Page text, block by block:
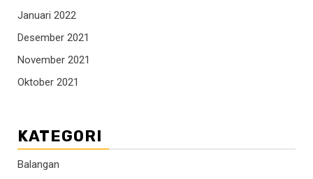
Januari 2022
Desember 2021
November 2021
Oktober 2021
KATEGORI
Balangan